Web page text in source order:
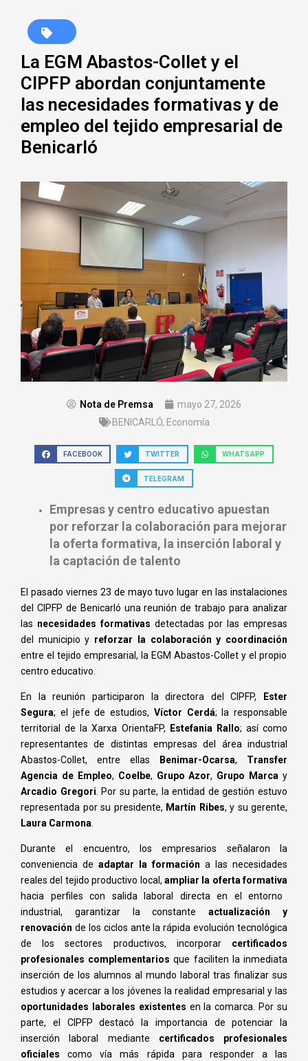
La EGM Abastos-Collet y el
CIPFP abordan conjuntamente
las necesidades formativas y de
empleo del tejido empresarial de
Benicarló
Nota de Premsa
mayo 27, 2026
BENICARLÓ, Economía
FACEBOOK TWITTER WHATSAPP
TELEGRAM
Empresas y centro educativo apuestan
por reforzar la colaboración para mejorar
la oferta formativa, la inserción laboral y
la captación de talento
El pasado viernes 23 de mayo tuvo lugar en las instalaciones
del CIPFP de Benicarló una reunión de trabajo para analizar
las necesidades formativas detectadas por las empresas
del municipio y reforzar la colaboración y coordinación
entre el tejido empresarial, la EGM Abastos-Collet y el propio
centro educativo.
En la reunión participaron la directora del CIPFP,
Ester
Segura; el jefe de estudios, Víctor Cerdá; la responsable
territorial de la Xarxa OrientaFP,
Estefania Rallo; así como
representantes de distintas empresas del área industrial
Abastos-Collet, entre ellas
Benimar-Ocarsa, Transfer
Agencia de Empleo, Coelbe, Grupo Azor, Grupo Marca y
Arcadio Gregori. Por su parte, la entidad de gestión estuvo
representada por su presidente, Martín Ribes, y su gerente,
Laura Carmona.
Durante el encuentro, los empresarios señalaron la
conveniencia de adaptar la formación a las necesidades
reales del tejido productivo local, ampliar la oferta formativa
hacia perfiles con salida laboral directa en el entorno
industrial, garantizar la constanteactualización y
renovación de los ciclos ante la rápida evolución tecnológica
de los sectores productivos, incorporar certificados
profesionales complementarios que faciliten la inmediata
inserción de los alumnos al mundo laboral tras finalizar sus
estudios y acercar a los jóvenes la realidad empresarial y las
oportunidades laborales existentes en la comarca. Por su
parte, el CIPFP destacó la importancia de potenciar la
inserción laboral mediante certificados profesionales
oficialescomo vía más rápida para responder a las